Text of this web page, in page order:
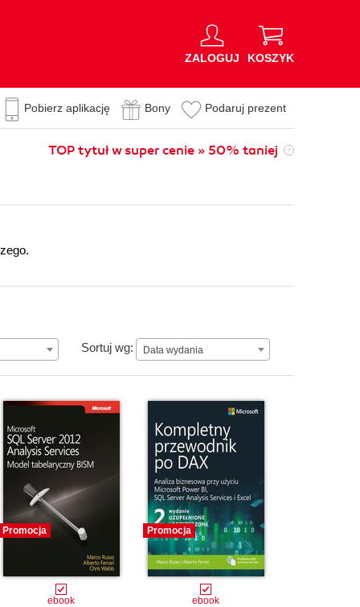
ZALOGUJ KOSZYK
Pobierz aplikację Bony Podaruj prezent
TOP tytuł w super cenie » 50% taniej
Sortuj wg: Data wydania
Data wydania
Promocja
ebook
Promocja
ebook